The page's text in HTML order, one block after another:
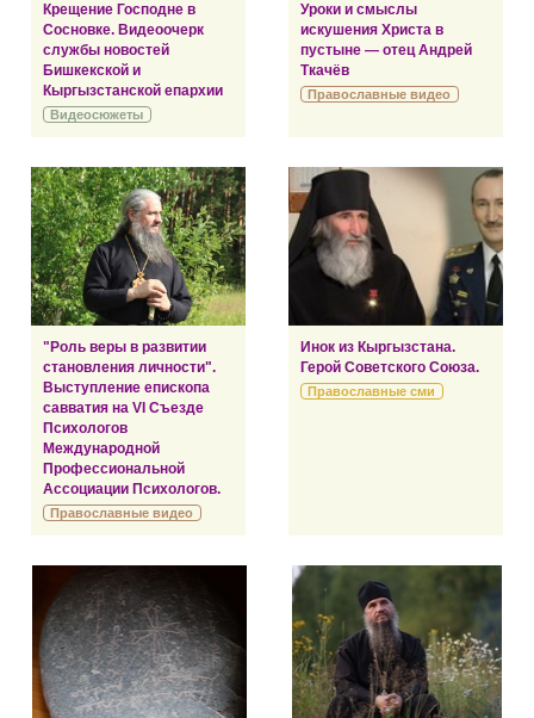
Крещение Господне в
Сосновке. Видеоочерк
службы новостей
Бишкекской и
Кыргызстанской епархии
Видеосюжеты
Уроки и смыслы
искушения Христа в
пустыне — отец Андрей
Ткачёв
Православные видео
"Роль веры в развитии
становления личности".
Выступление епископа
савватия на VI Съезде
Психологов
Международной
Профессиональной
Ассоциации Психологов.
Православные видео
Инок из Кыргызстана.
Герой Советского Союза.
Православные сми